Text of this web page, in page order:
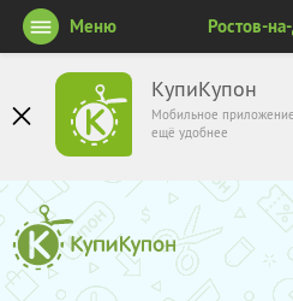
КупиКупон
Мобильное приложение
ещё удобнее
Меню Ростов-